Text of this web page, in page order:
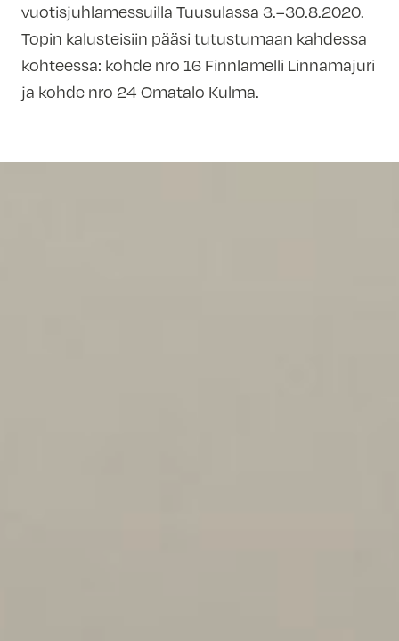
vuotisjuhlamessuilla Tuusulassa 3.–30.8.2020.
Topin kalusteisiin pääsi tutustumaan kahdessa
kohteessa: kohde nro 16 Finnlamelli Linnamajuri
ja kohde nro 24 Omatalo Kulma.